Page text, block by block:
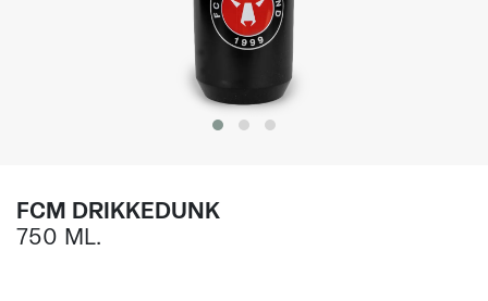
FCM DRIKKEDUNK
750 ML.